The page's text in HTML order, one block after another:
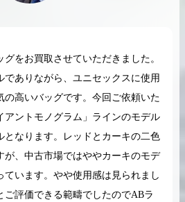
キンの買取価格や
ケリー相場解
をお買取させていただきました。
でありながら、ユニセックスに使用
の高いバッグです。今回ご依頼いた
アントモノグラム」ラインのモデル
となります。レッドとカーキの二色
が、中古市場ではややカーキのモデ
ています。やや使用感は見られまし
ご評価できる範疇でしたのでABラ